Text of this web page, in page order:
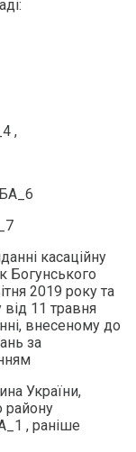
,
касаційну
Богунського
2019 року та
від 11 травня
внесеному до
за
України,
району
, раніше